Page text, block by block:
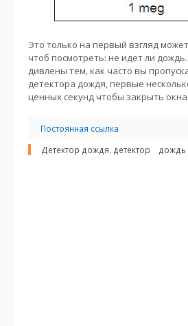
Это только на первый взгляд
чтоб посмотреть: не идет ли
дивлены тем, как часто вы
детектора дождя, первые
ценных секунд чтобы закрыть
Постоянная ссылка
Детектор дождя. детектор
дождь